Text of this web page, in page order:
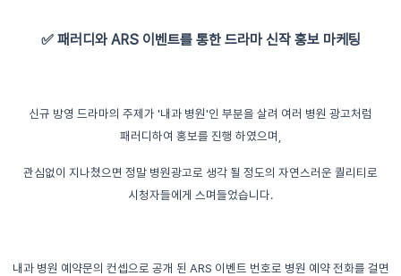
✅ 패러디와 ARS 이벤트를 통한 드라마 신작 홍보 마케팅
신규 방영 드라마의 주제가 '내과 병원'인 부분을 살려 여러 병원 광고처럼
패러디하여 홍보를 진행 하였으며,
관심없이 지나쳤으면 정말 병원광고로 생각 될 정도의 자연스러운 퀄리티로
시청자들에게 스며들었습니다.
내과 병원 예약문의 컨셉으로 공개 된 ARS 이벤트 번호로 병원 예약 전화를 걸면